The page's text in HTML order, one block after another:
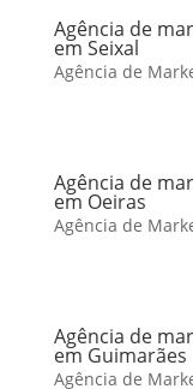
Agência de
em Seixal
Agência de
Agência de
em Oeiras
Agência de
Agência de
em Guimarães
Agência de